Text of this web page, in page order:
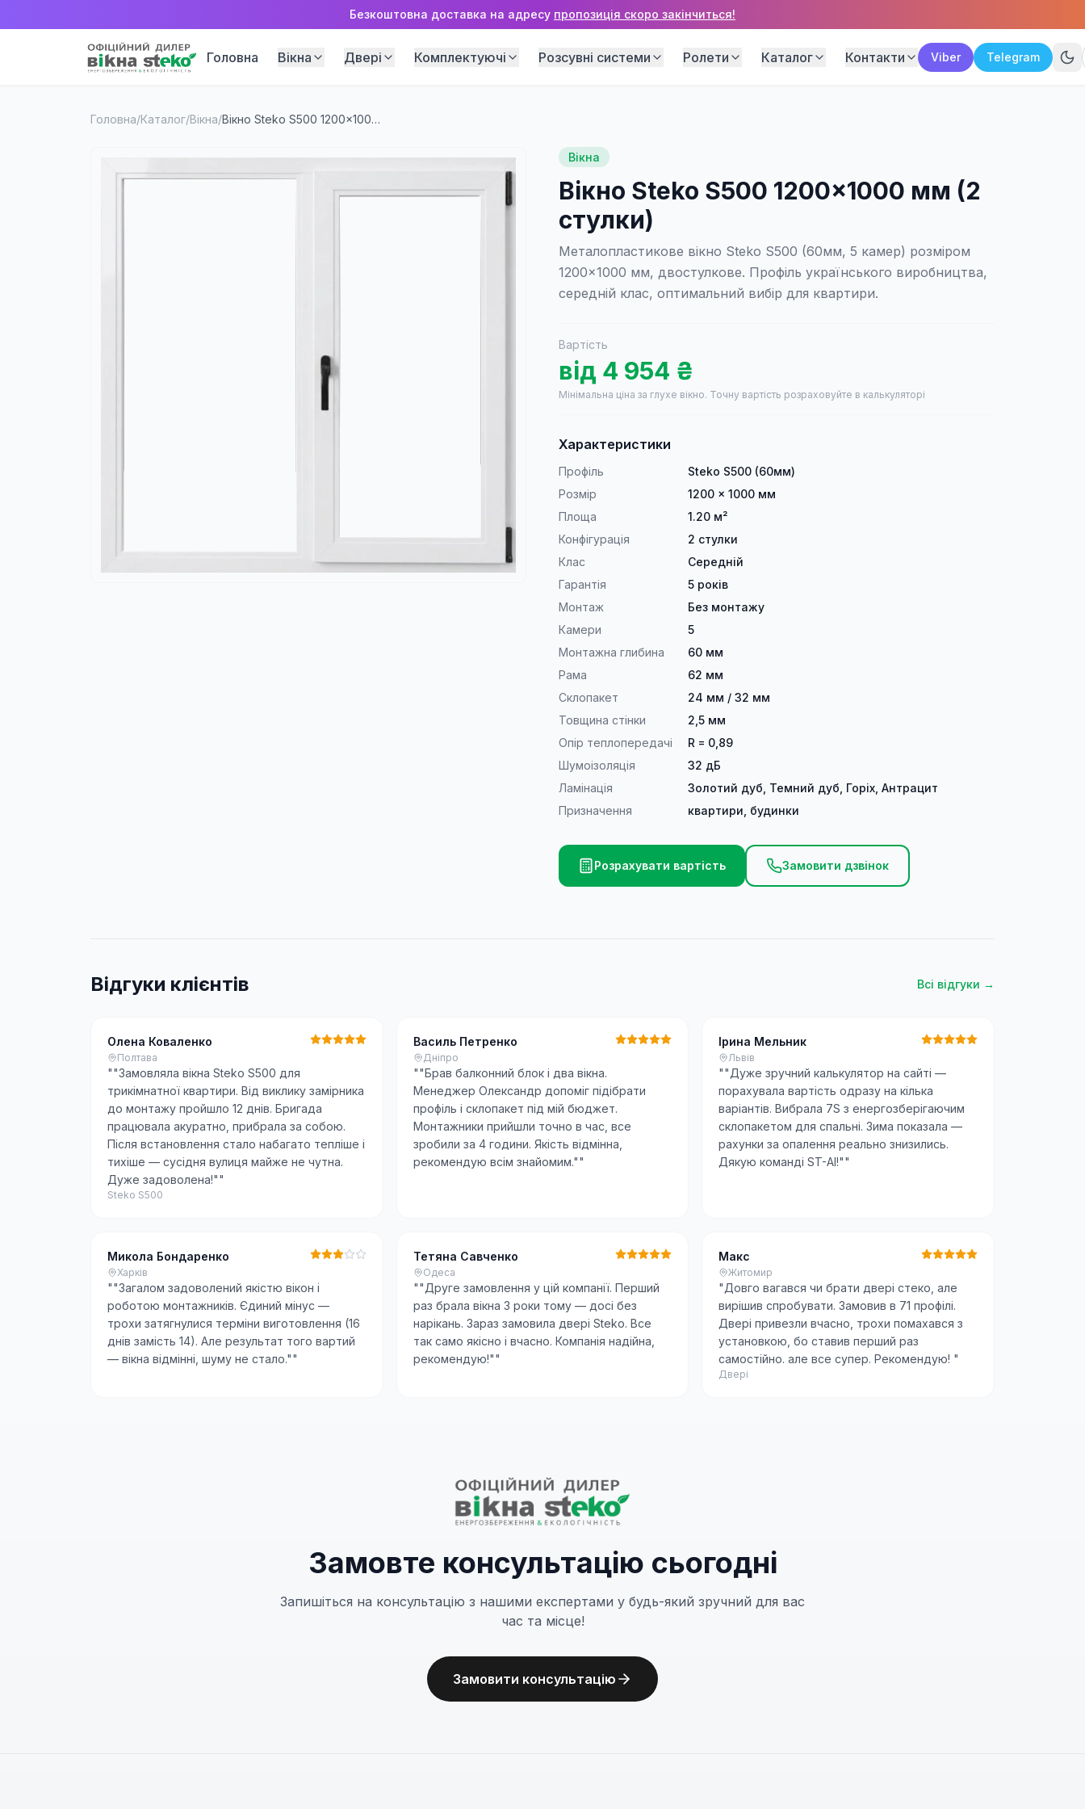
Безкоштовна доставка на адресу пропозиція скоро закінчиться!
Головна Вікна Двері Комплектуючі Розсувні системи Ролети Каталог Контакти Viber Telegram
Головна/Каталог/Вікна/ Вікно Steko S500 1200×1000 мм (2 стулки)
Вікна
Вікно Steko S500 1200×1000 мм (2
стулки)
Металопластикове вікно Steko S500 (60мм, 5 камер) розміром
1200×1000 мм, двостулкове. Профіль українського виробництва,
середній клас, оптимальний вибір для квартири.
Вартість
від 4 954 ₴
Мінімальна ціна за глухе вікно. Точну вартість розраховуйте в калькуляторі
Характеристики
Профіль
Steko S500 (60мм)
Розмір
1200 × 1000 мм
Площа
1.20 м²
Конфігурація
2 стулки
Клас
Середній
Гарантія
5 років
Монтаж
Без монтажу
Камери
5
Монтажна глибина
60 мм
Рама
62 мм
Склопакет
24 мм / 32 мм
Товщина стінки
2,5 мм
Опір теплопередачі
R = 0,89
Шумоізоляція
32 дБ
Ламінація
Золотий дуб, Темний дуб, Горіх, Антрацит
Призначення
квартири, будинки
Розрахувати вартість Замовити дзвінок
Відгуки клієнтів Всі відгуки →
Олена Коваленко
Полтава
""Замовляла вікна Steko S500 для
трикімнатної квартири. Від виклику замірника
до монтажу пройшло 12 днів. Бригада
працювала акуратно, прибрала за собою.
Після встановлення стало набагато тепліше і
тихіше — сусідня вулиця майже не чутна.
Дуже задоволена!""
Steko S500
Василь Петренко
Дніпро
""Брав балконний блок і два вікна.
Менеджер Олександр допоміг підібрати
профіль і склопакет під мій бюджет.
Монтажники прийшли точно в час, все
зробили за 4 години. Якість відмінна,
рекомендую всім знайомим.""
Ірина Мельник
Львів
""Дуже зручний калькулятор на сайті —
порахувала вартість одразу на кілька
варіантів. Вибрала 7S з енергозберігаючим
склопакетом для спальні. Зима показала —
рахунки за опалення реально знизились.
Дякую команді ST-AI!""
Микола Бондаренко
Харків
""Загалом задоволений якістю вікон і
роботою монтажників. Єдиний мінус —
трохи затягнулися терміни виготовлення (16
днів замість 14). Але результат того вартий
— вікна відмінні, шуму не стало.""
Тетяна Савченко
Одеса
""Друге замовлення у цій компанії. Перший
раз брала вікна 3 роки тому — досі без
нарікань. Зараз замовила двері Steko. Все
так само якісно і вчасно. Компанія надійна,
рекомендую!""
Макс
Житомир
"Довго вагався чи брати двері стеко, але
вирішив спробувати. Замовив в 71 профілі.
Двері привезли вчасно, трохи помахався з
установкою, бо ставив перший раз
самостійно. але все супер. Рекомендую! "
Двері
Замовте консультацію сьогодні
Запишіться на консультацію з нашими експертами у будь-який зручний для вас
час та місце!
Замовити консультацію